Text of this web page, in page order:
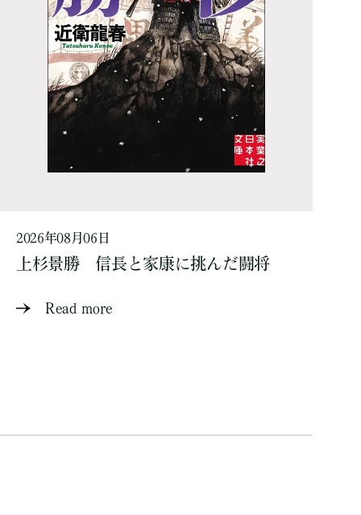
2026年08月06日
上杉景勝 信長と家康に挑んだ闘将
Read more